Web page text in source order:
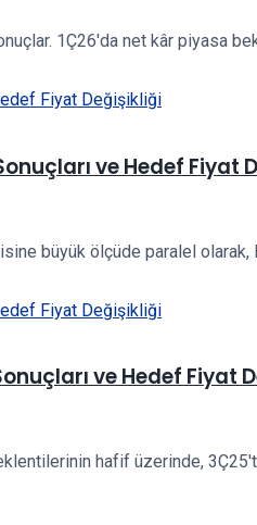
1Ç26'da net kâr piyasa
ve Hedef Fiyat
büyük ölçüde paralel olarak,
ve Hedef Fiyat
hafif üzerinde,